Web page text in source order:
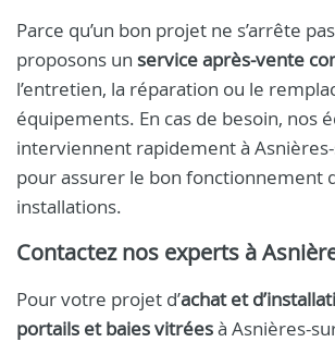
Parce qu’un bon projet ne s’arrête
proposons un service après-vente
l’entretien, la réparation ou le
équipements. En cas de besoin, nos
interviennent rapidement à
pour assurer le bon fonctionnement
installations.
Contactez nos experts à
Pour votre projet d’achat et
portails et baies vitréesà Asnières-